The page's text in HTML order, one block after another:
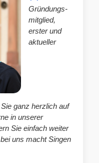
Gründungs-
mitglied,
erster und
aktueller
ganz herzlich auf
in unserer
Sie einfach weiter
uns macht Singen